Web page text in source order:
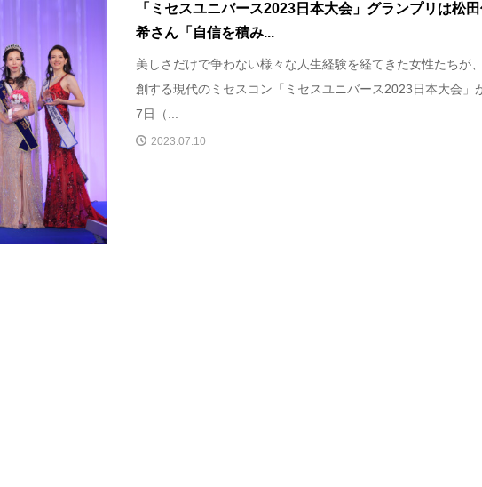
「ミセスユニバース2023日本大会」グランプリは松
希さん「自信を積み...
美しさだけで争わない様々な人生経験を経てきた女性たちが
創する現代のミセスコン「ミセスユニバース2023日本大会」
7日（...
2023.07.10